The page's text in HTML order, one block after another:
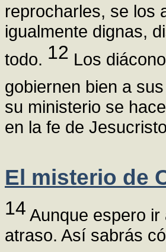
reprocharles, se los
igualmente dignas,
todo. 12 Los
gobiernen bien a
su ministerio se
en la fe de
El misterio de
14 Aunque espero
atraso. Así sabrás